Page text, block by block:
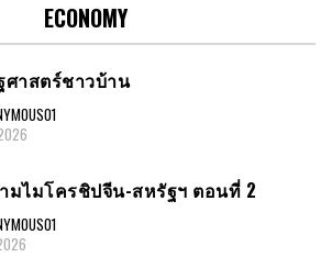
ECONOMY
ศาสตร์ชาวบ้าน
มไมโครชิปจีน-สหรัฐฯ ตอนที่ 2